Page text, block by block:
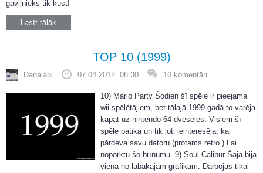
gaviļnieks tik kūst!
Lasīt tālāk
TOP 10 (1999)
Danalabi 07.04.2012. 08:30 16 komentāri
10) Mario Party Šodien šī spēle ir pieejama
wii spēlētājiem, bet tālajā 1999 gadā to varēja
kapāt uz nintendo 64 dvēseles. Visiem šī
spēle patika un tik ļoti ieinteresēja, ka
pārdeva savu datoru (protams retro ) Lai
noporktu šo brīnumu. 9) Soul Calibur Šajā bija
viena no labākajām grafikām. Darbojās tikai